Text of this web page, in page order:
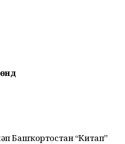
Башҡортостан “Китап”